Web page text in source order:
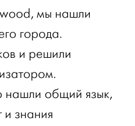
мы нашли
города.
и решили
нашли общий язык,
и знания